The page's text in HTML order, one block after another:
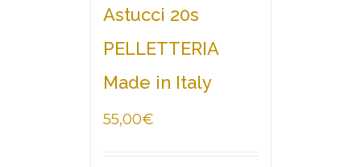
Astucci 20s
PELLETTERIA
Made in Italy
55,00€